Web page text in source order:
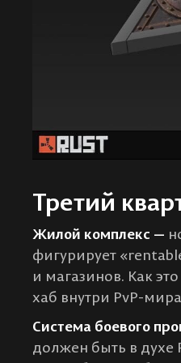
Третий
Жилой комплекс —
фигурирует
и магазинов. Как
хаб внутри PvP-
Система боевого
должен быть в духе